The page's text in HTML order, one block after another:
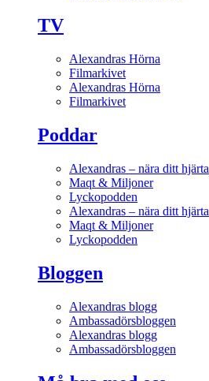
TV
Alexandras Hörna
Filmarkivet
Alexandras Hörna
Filmarkivet
Poddar
Alexandras – nära ditt hjärta
Maqt & Miljoner
Lyckopodden
Alexandras – nära ditt hjärta
Maqt & Miljoner
Lyckopodden
Bloggen
Alexandras blogg
Ambassadörsbloggen
Alexandras blogg
Ambassadörsbloggen